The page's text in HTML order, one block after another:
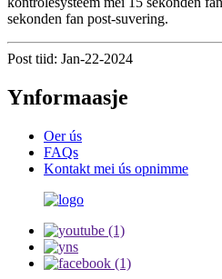
sekonden fan post-suvering.
Post tiid: Jan-22-2024
Ynformaasje
Oer ús
FAQs
Kontakt mei ús opnimme